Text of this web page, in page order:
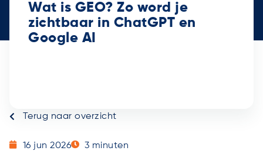
Wat is GEO? Zo word je
zichtbaar in ChatGPT en
Google AI
Terug naar overzicht
16 jun 2026 3 minuten